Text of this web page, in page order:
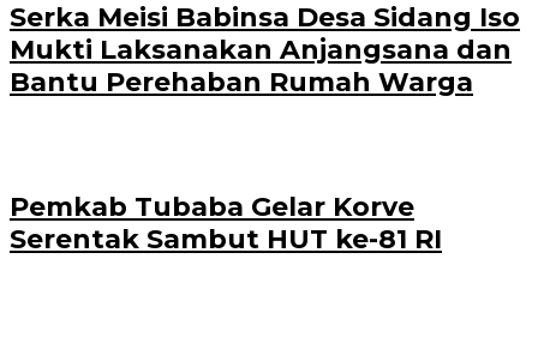
Serka Meisi Babinsa Desa Sidang Iso
Mukti Laksanakan Anjangsana dan
Bantu Perehaban Rumah Warga
Pemkab Tubaba Gelar Korve
Serentak Sambut HUT ke-81 RI